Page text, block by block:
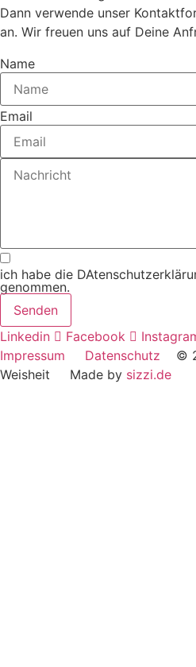
Dann verwende unser
an. Wir freuen uns auf Deine
Name
Email
ich habe die
genommen.
Senden
Linkedin
Facebook
Impressum
Datenschutz ©
Weisheit Made by sizzi.de